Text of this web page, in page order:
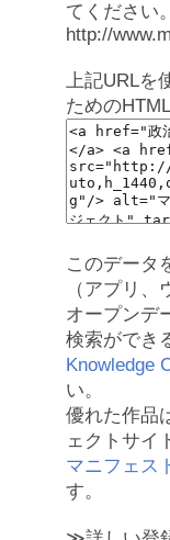
てください。
http://
上記URLを
ための
このデータ
（アプリ、
オープンデ
検索ができ
Knowledge
い。
優れた作品
ェクトサイ
マニフェス
す。